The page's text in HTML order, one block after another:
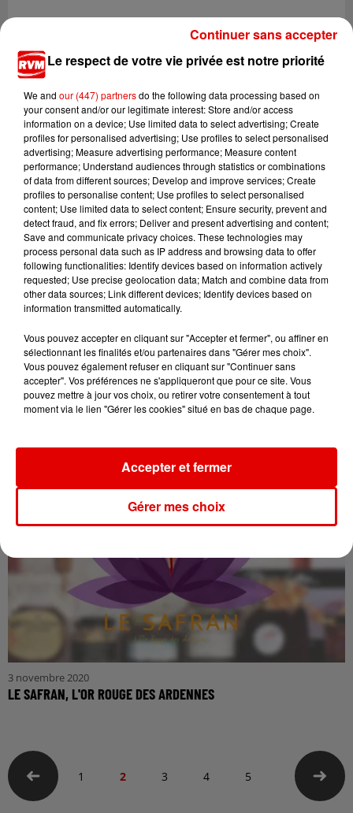
3 novembre 2020
EVANN'S MARKET
LA MARCASSERIE
3 novembre 2020
LE SAFRAN, L'OR ROUGE DES ARDENNES
1 2 3 4 5
Le respect de votre vie privée est notre priorité
We and our (447) partnersdo the following data processing based on
your consent and/or our legitimate interest: Store and/or access
information on a device; Use limited data to select advertising; Create
profiles for personalised advertising; Use profiles to select personalised
advertising; Measure advertising performance; Measure content
performance; Understand audiences through statistics or combinations
of data from different sources; Develop and improve services; Create
profiles to personalise content; Use profiles to select personalised
content; Use limited data to select content; Ensure security, prevent and
detect fraud, and fix errors; Deliver and present advertising and content;
Save and communicate privacy choices. These technologies may
process personal data such as IP address and browsing data to offer
following functionalities: Identify devices based on information actively
requested; Use precise geolocation data; Match and combine data from
other data sources; Link different devices; Identify devices based on
information transmitted automatically.
Vous pouvez accepter en cliquant sur "Accepter et fermer", ou affiner en
sélectionnant les finalités et/ou partenaires dans "Gérer mes choix".
Vous pouvez également refuser en cliquant sur "Continuer sans
accepter". Vos préférences ne s'appliqueront que pour ce site. Vous
pouvez mettre à jour vos choix, ou retirer votre consentement à tout
moment via le lien "Gérer les cookies" situé en bas de chaque page.
Gérer mes choix
Accepter et fermer
Continuer sans accepter